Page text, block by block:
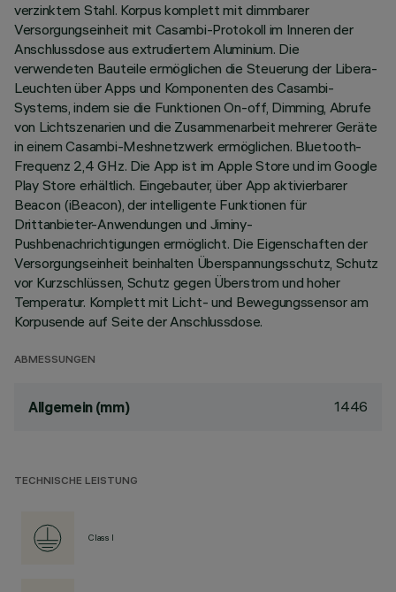
verzinktem Stahl. Korpus komplett mit dimmbarer
Versorgungseinheit mit Casambi-Protokoll im Inneren der
Anschlussdose aus extrudiertem Aluminium. Die
verwendeten Bauteile ermöglichen die Steuerung der Libera-
Leuchten über Apps und Komponenten des Casambi-
Systems, indem sie die Funktionen On-off, Dimming, Abrufe
von Lichtszenarien und die Zusammenarbeit mehrerer Geräte
in einem Casambi-Meshnetzwerk ermöglichen. Bluetooth-
Frequenz 2,4 GHz. Die App ist im Apple Store und im Google
Play Store erhältlich. Eingebauter, über App aktivierbarer
Beacon (iBeacon), der intelligente Funktionen für
Drittanbieter-Anwendungen und Jiminy-
Pushbenachrichtigungen ermöglicht. Die Eigenschaften der
Versorgungseinheit beinhalten Überspannungsschutz, Schutz
vor Kurzschlüssen, Schutz gegen Überstrom und hoher
Temperatur. Komplett mit Licht- und Bewegungssensor am
Korpusende auf Seite der Anschlussdose.
ABMESSUNGEN
Allgemein (mm) 1446
TECHNISCHE LEISTUNG
Class I